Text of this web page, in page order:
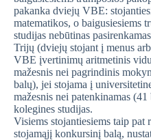
pakanka dviejų VBE:
matematikos, o baigusiesiems
studijas nebūtinas
Trijų (dviejų stojant į menus
VBE įvertinimų aritmetinis
mažesnis nei pagrindinis
balų), jei stojama į
mažesnis nei patenkinamas
kolegines studijas.
Visiems stojantiesiems taip pat
stojamąjį konkursinį balą,